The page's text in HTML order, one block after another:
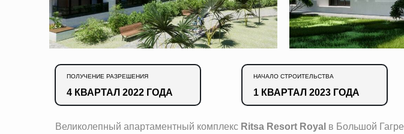
ПОЛУЧЕНИЕ РАЗРЕШЕНИЯ
4 КВАРТАЛ 2022 ГОДА
НАЧАЛО СТРОИТЕЛЬСТВА
1 КВАРТАЛ 2023 ГОДА
Великолепный апартаментный комплекс Ritsa Resort Royal в Большой Гагре